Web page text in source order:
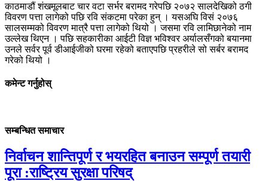
काठमाडौं शंखमूलबाट चार वटा सर्भर बरामद गरेपछि २०७२ सालदेखिको ठगी
विवरण पत्ता लागेको पछि रवि संकटमा परेका हुन् । यसअघि विसं २०७६
सालसम्मको विवरण मात्रै पत्ता लागेको थियो । जसमा रवि लामिछानेको नाम
उल्लेख थिएन । पछि सहकारीका आईटी विज्ञ भविश्वर अर्यालसँगको बयानमा
उनले सर्वर पूर्व डीआईजीको घरमा रहेको बताएपछि प्रहरीले सो सर्बर बरामद
गरेको थियो ।
कमेन्ट गर्नुहोस्
सम्बन्धित समाचार
निर्वाचन शान्तिपूर्ण र भयरहित बनाउन सम्पूर्ण तयारी
पूरा :राष्ट्रिय सुरक्षा परिषद्